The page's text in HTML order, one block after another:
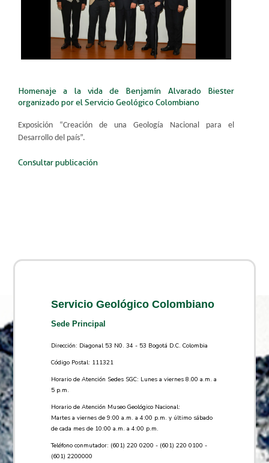
Homenaje a la vida de Benjamín ​Alvarado Biester
organizado por el Servicio Geológico Colombiano
Exposición “Creación de una Geología Nacional para el
Desarrollo del país”.​
Consultar publi​cación
Servicio Geológico Colombiano
Sede Principal
Dirección: Diagonal 53 N0. 34 - 53 Bogotá D.C. Colombia
Código Postal: 111321
Horario de Atención Sedes SGC: Lunes a viernes 8.00 a.m. a
5 p.m.
Horario de Atención Museo Geológico Nacional:
Martes a viernes de 9:00 a.m. a 4:00 p.m. y último sábado
de cada mes de 10:00 a.m. a 4:00 p.m.
Teléfono conmutador: (601) 220 0200 - (601) 220 0100 -
(601) 2200000